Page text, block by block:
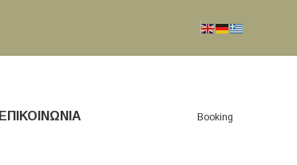
ΕΠΙΚΟΙΝΩΝΊΑ Booking